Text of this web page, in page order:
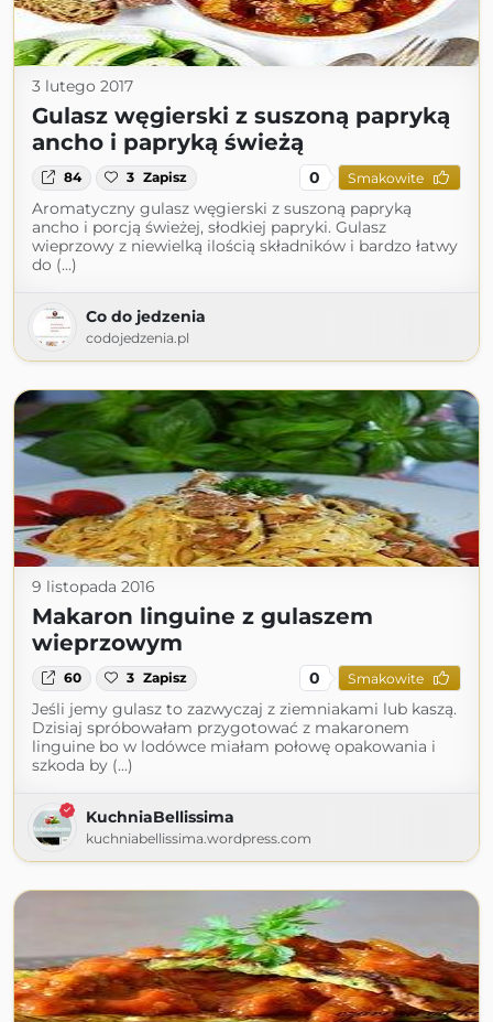
3 lutego 2017
Gulasz węgierski z suszoną papryką
ancho i papryką świeżą
84 3 Zapisz 0 Smakowite
Aromatyczny gulasz węgierski z suszoną papryką
ancho i porcją świeżej, słodkiej papryki. Gulasz
wieprzowy z niewielką ilością składników i bardzo łatwy
do (...)
Co do jedzenia
codojedzenia.pl
9 listopada 2016
Makaron linguine z gulaszem
wieprzowym
60 3 Zapisz 0 Smakowite
Jeśli jemy gulasz to zazwyczaj z ziemniakami lub kaszą.
Dzisiaj spróbowałam przygotować z makaronem
linguine bo w lodówce miałam połowę opakowania i
szkoda by (...)
KuchniaBellissima
kuchniabellissima.wordpress.com